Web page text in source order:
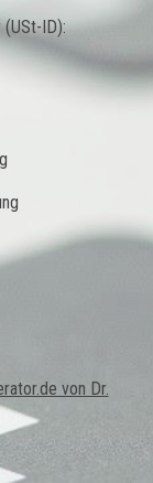
ID):
von Dr.